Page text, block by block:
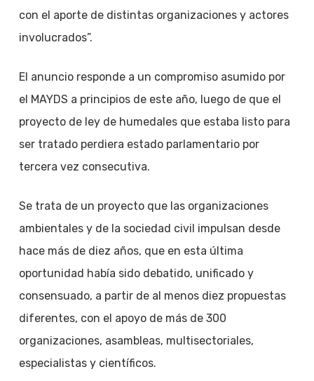
con el aporte de distintas organizaciones y actores
involucrados”.
El anuncio responde a un compromiso asumido por
el MAYDS a principios de este año, luego de que el
proyecto de ley de humedales que estaba listo para
ser tratado perdiera estado parlamentario por
tercera vez consecutiva.
Se trata de un proyecto que las organizaciones
ambientales y de la sociedad civil impulsan desde
hace más de diez años, que en esta última
oportunidad había sido debatido, unificado y
consensuado, a partir de al menos diez propuestas
diferentes, con el apoyo de más de 300
organizaciones, asambleas, multisectoriales,
especialistas y científicos.